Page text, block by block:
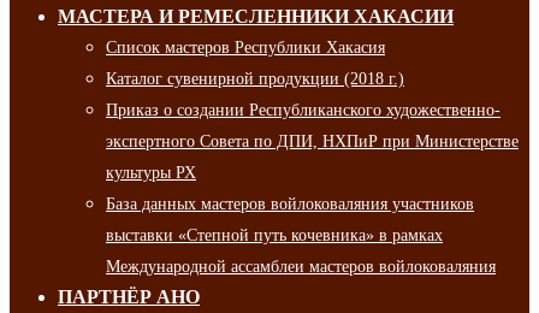
МАСТЕРА И РЕМЕСЛЕННИКИ ХАКАСИИ
Список мастеров Республики Хакасия
Каталог сувенирной продукции (2018 г.)
Приказ о создании Республиканского художественно-
экспертного Совета по ДПИ, НХПиР при Министерстве
культуры РХ
База данных мастеров войлоковаляния участников
выставки «Степной путь кочевника» в рамках
Международной ассамблеи мастеров войлоковаляния
ПАРТНЁР АНО